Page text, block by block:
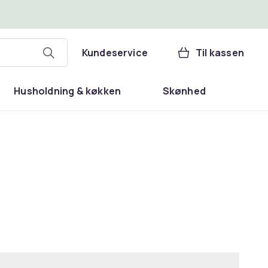
Kundeservice Til kassen
Husholdning & køkken Skønhed